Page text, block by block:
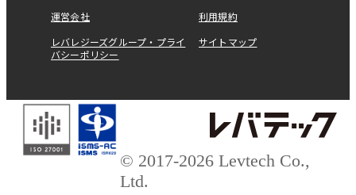
運営会社 利用規約
レバレジーズグループ・プライ
バシーポリシー
サイトマップ
© 2017-2026 Levtech Co.,
Ltd.